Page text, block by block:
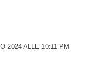
2024 ALLE 10:11 PM